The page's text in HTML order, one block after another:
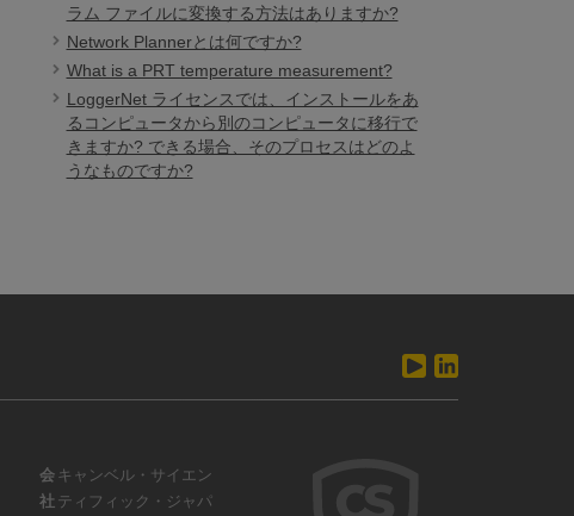
ラム ファイルに変換する方法はありますか?
Network Plannerとは何ですか?
What is a PRT temperature measurement?
LoggerNet ライセンスでは、インストールをあ
るコンピュータから別のコンピュータに移行で
きますか? できる場合、そのプロセスはどのよ
うなものですか?
会
社
キャンベル・サイエン
ティフィック・ジャパ